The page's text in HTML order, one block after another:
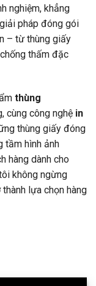
nghiệm, khẳng
pháp đóng gói
– từ thùng giấy
thấm đặc
thùng
cùng công nghệ in
thùng giấy đóng
tầm hình ảnh
hàng dành cho
không ngừng
lựa chọn hàng